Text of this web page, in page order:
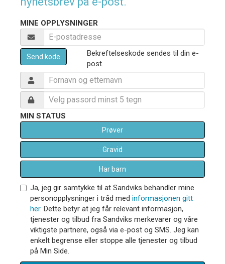
MINE OPPLYSNINGER
Send kode
Bekreftelseskode sendes til din e-
post.
MIN STATUS
Prøver
Gravid
Har barn
Ja, jeg gir samtykke til at Sandviks behandler mine
personopplysninger i tråd med informasjonen gitt
her. Dette betyr at jeg får relevant informasjon,
tjenester og tilbud fra Sandviks merkevarer og våre
viktigste partnere, også via e-post og SMS. Jeg kan
enkelt begrense eller stoppe alle tjenester og tilbud
på Min Side.